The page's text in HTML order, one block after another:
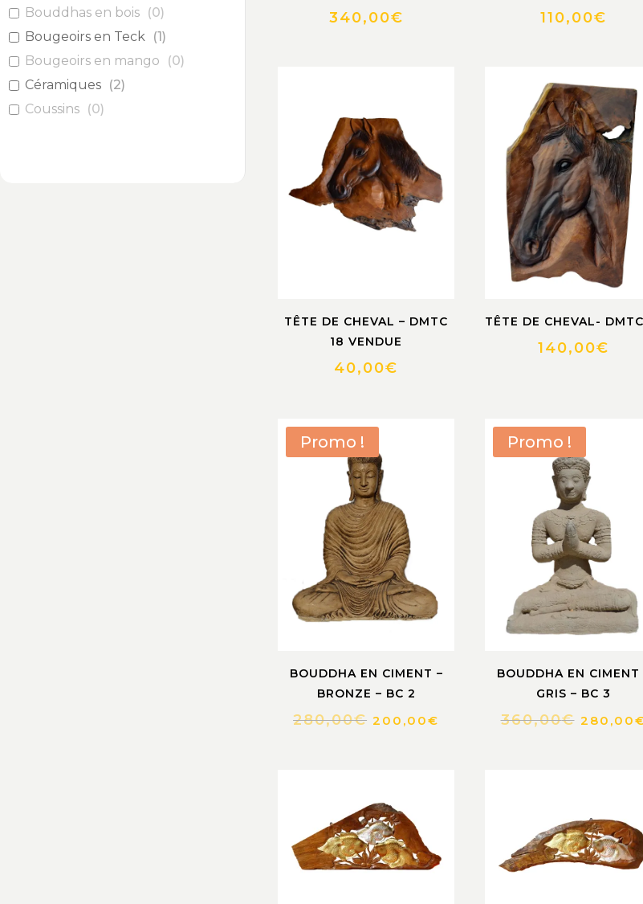
Bouddhas en bois (0)
Bougeoirs en Teck (1)
Bougeoirs en mango
(0)
Céramiques (2)
Coussins (0)
340,00€ 110,00€
TÊTE DE CHEVAL – DMTC
18 VENDUE
40,00€
TÊTE DE CHEVAL-
140,00€
Promo !
BOUDDHA EN CIMENT –
BRONZE – BC 2
280,00€ 200,00€
Promo !
BOUDDHA EN CIMENT
GRIS – BC 3
360,00€ 280,00